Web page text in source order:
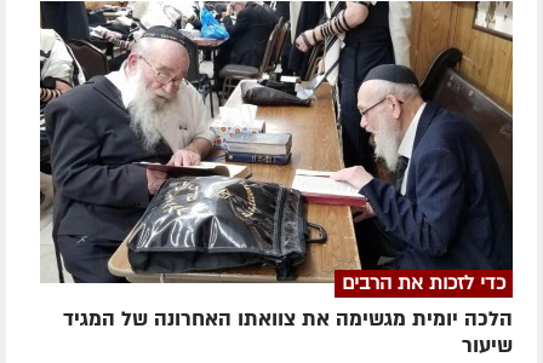
כדי לזכות את הרבים
הלכה יומית מגשימה את צוואתו האחרונה של המגיד
שיעור